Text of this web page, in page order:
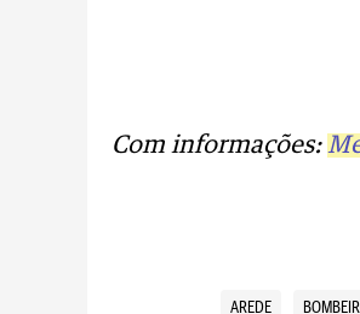
Com informações:
AREDE